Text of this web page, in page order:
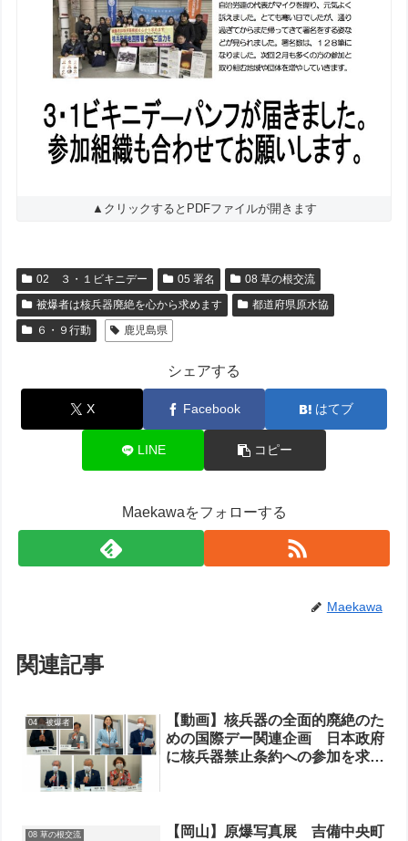
▲クリックするとPDFファイルが開きます
02 ３・１ビキニデー 05 署名
08 草の根交流
被爆者は核兵器廃絶を心から求めます
都道府県原水協
６・９行動
鹿児島県
シェアする
X Facebook はてブ
LINE コピー
Maekawaをフォローする
Maekawa
関連記事
04 被爆者
【動画】核兵器の全面的廃絶のた
めの国際デー関連企画 日本政府
に核兵器禁止条約への参加を求め
08 草の根交流
【岡山】原爆写真展 吉備中央町